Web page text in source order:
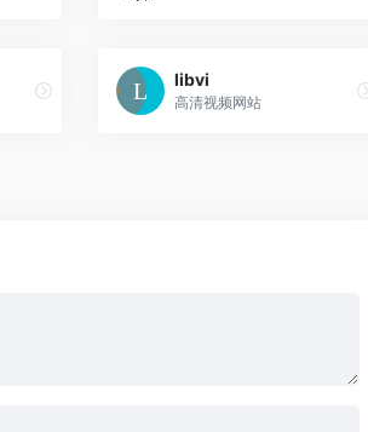
libvi
高清视频网站